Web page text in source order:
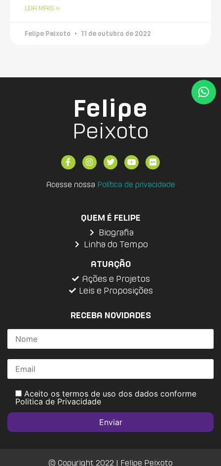
LEIA MAIS »
Felipe Peixoto 11 de outubro de 2022
Felipe
Peixoto
Acesse nossa Política de privacidade
QUEM É FELIPE
Biografia
Linha do Tempo
ATUAÇÃO
Ações e Projetos
Leis e Proposições
RECEBA NOVIDADES
Aceito os termos de uso dos dados conforme
Politica de Privacidade
© Copyright 2022 | Felipe Peixoto